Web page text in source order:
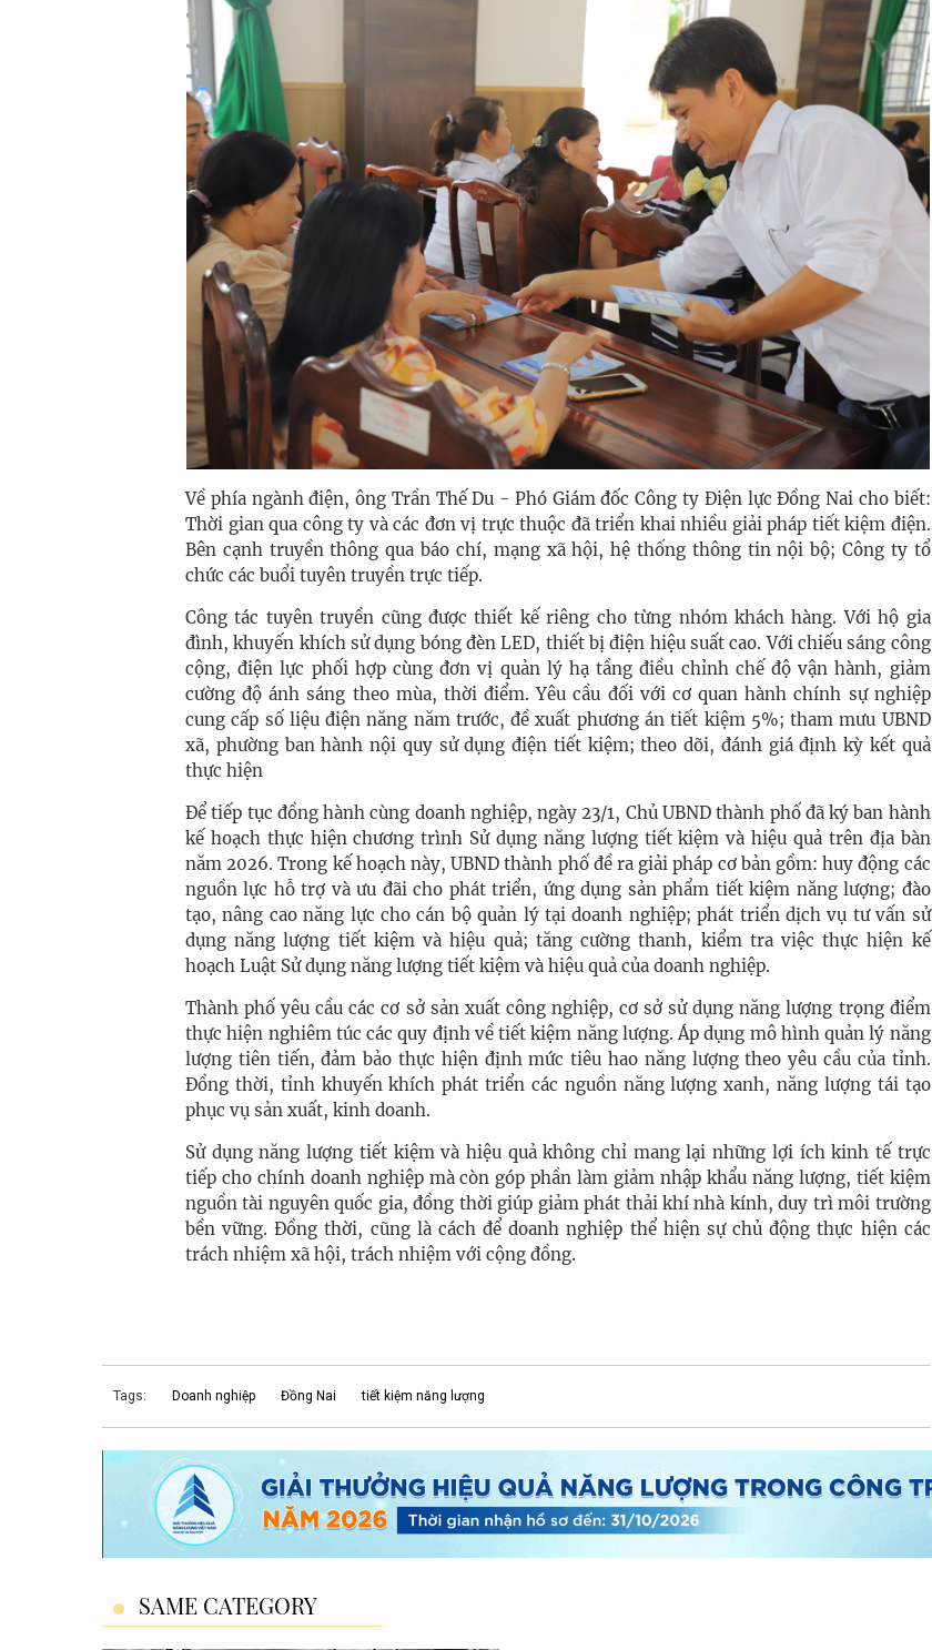
Về phía ngành điện, ông Trần Thế Du - Phó Giám đốc Công ty Điện lực Đồng Nai cho biết:
Thời gian qua công ty và các đơn vị trực thuộc đã triển khai nhiều giải pháp tiết kiệm điện.
Bên cạnh truyền thông qua báo chí, mạng xã hội, hệ thống thông tin nội bộ; Công ty tổ
chức các buổi tuyên truyền trực tiếp.
Công tác tuyên truyền cũng được thiết kế riêng cho từng nhóm khách hàng. Với hộ gia
đình, khuyến khích sử dụng bóng đèn LED, thiết bị điện hiệu suất cao. Với chiếu sáng công
cộng, điện lực phối hợp cùng đơn vị quản lý hạ tầng điều chỉnh chế độ vận hành, giảm
cường độ ánh sáng theo mùa, thời điểm. Yêu cầu đối với cơ quan hành chính sự nghiệp
cung cấp số liệu điện năng năm trước, đề xuất phương án tiết kiệm 5%; tham mưu UBND
xã, phường ban hành nội quy sử dụng điện tiết kiệm; theo dõi, đánh giá định kỳ kết quả
thực hiện
Để tiếp tục đồng hành cùng doanh nghiệp, ngày 23/1, Chủ UBND thành phố đã ký ban hành
kế hoạch thực hiện chương trình Sử dụng năng lượng tiết kiệm và hiệu quả trên địa bàn
năm 2026. Trong kế hoạch này, UBND thành phố đề ra giải pháp cơ bản gồm: huy động các
nguồn lực hỗ trợ và ưu đãi cho phát triển, ứng dụng sản phẩm tiết kiệm năng lượng; đào
tạo, nâng cao năng lực cho cán bộ quản lý tại doanh nghiệp; phát triển dịch vụ tư vấn sử
dụng năng lượng tiết kiệm và hiệu quả; tăng cường thanh, kiểm tra việc thực hiện kế
hoạch Luật Sử dụng năng lượng tiết kiệm và hiệu quả của doanh nghiệp.
Thành phố yêu cầu các cơ sở sản xuất công nghiệp, cơ sở sử dụng năng lượng trọng điểm
thực hiện nghiêm túc các quy định về tiết kiệm năng lượng. Áp dụng mô hình quản lý năng
lượng tiên tiến, đảm bảo thực hiện định mức tiêu hao năng lượng theo yêu cầu của tỉnh.
Đồng thời, tỉnh khuyến khích phát triển các nguồn năng lượng xanh, năng lượng tái tạo
phục vụ sản xuất, kinh doanh.
Sử dụng năng lượng tiết kiệm và hiệu quả không chỉ mang lại những lợi ích kinh tế trực
tiếp cho chính doanh nghiệp mà còn góp phần làm giảm nhập khẩu năng lượng, tiết kiệm
nguồn tài nguyên quốc gia, đồng thời giúp giảm phát thải khí nhà kính, duy trì môi trường
bền vững. Đồng thời, cũng là cách để doanh nghiệp thể hiện sự chủ động thực hiện các
trách nhiệm xã hội, trách nhiệm với cộng đồng.
Tags: Doanh nghiệp Đồng Nai tiết kiệm năng lượng
SAME CATEGORY